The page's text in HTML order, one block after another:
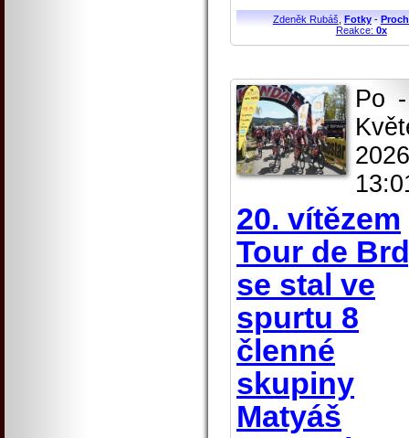
Zdeněk Rubáš Fotky-
Reakce: 0x
Po
20. vítězem
Tour de
se stal ve
spurtu 8
členné
skupiny
Matyáš